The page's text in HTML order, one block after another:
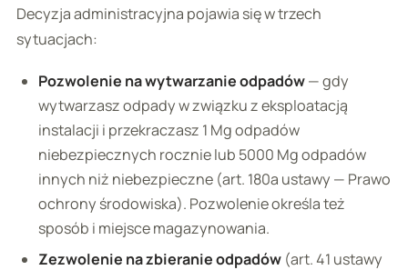
Decyzja administracyjna pojawia się w trzech
sytuacjach:
Pozwolenie na wytwarzanie odpadów— gdy
wytwarzasz odpady w związku z eksploatacją
instalacji i przekraczasz 1 Mg odpadów
niebezpiecznych rocznie lub 5000 Mg odpadów
innych niż niebezpieczne (art. 180a ustawy — Prawo
ochrony środowiska). Pozwolenie określa też
sposób i miejsce magazynowania.
Zezwolenie na zbieranie odpadów(art. 41 ustawy